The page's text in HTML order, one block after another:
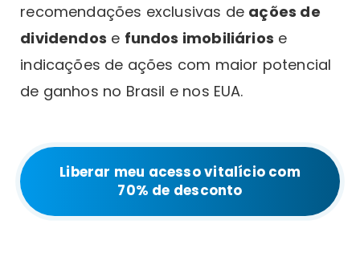
recomendações exclusivas de ações de
dividendos e fundos imobiliários e
indicações de ações com maior potencial
de ganhos no Brasil e nos EUA.
Liberar meu acesso vitalício com
70% de desconto